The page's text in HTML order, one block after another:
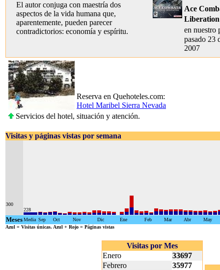
El autor conjuga con maestría dos
aspectos de la vida humana que,
aparentemente, pueden parecer
contradictorios: economía y espíritu.
Ace
Liberation
en nuestro
pasado 23
2007
Reserva en Quehoteles.com:
Hotel Maribel Sierra Nevada
Servicios del hotel, situación y atención.
Visitas y páginas vistas por semana
300
228
MesesMedia Sep Oct Nov Dic Ene Feb Mar Abr
May
Azul = Visitas únicas. Azul + Rojo = Páginas vistas
Visitas por Mes
Enero
33697
Febrero
35977